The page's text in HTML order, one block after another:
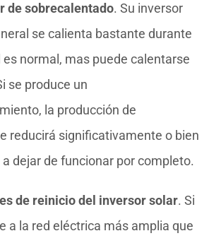
de sobrecalentado. Su inversor
se calienta bastante durante
es normal, mas puede calentarse
se produce un
la producción de
reducirá significativamente o bien
dejar de funcionar por completo.
de reinicio del inversor solar. Si
a la red eléctrica más amplia que